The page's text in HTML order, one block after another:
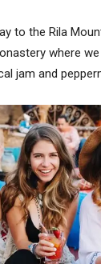
to the Rila
where
jam and